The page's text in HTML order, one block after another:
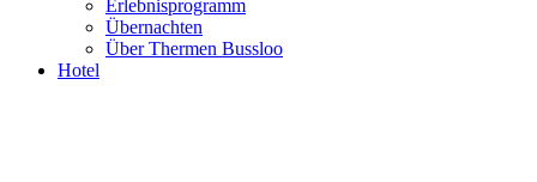
Erlebnisprogramm
Übernachten
Über Thermen Bussloo
Hotel